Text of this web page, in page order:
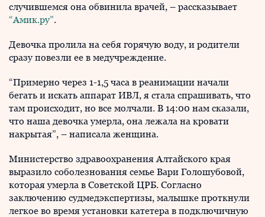
случившемся она обвинила врачей, – рассказывает
“Амик.ру”.
Девочка пролила на себя горячую воду, и родители
сразу повезли ее в медучреждение.
“Примерно через 1-1,5 часа в реанимации начали
бегать и искать аппарат ИВЛ, я стала спрашивать, что
там происходит, но все молчали. В 14:00 нам сказали,
что наша девочка умерла, она лежала на кровати
накрытая”, – написала женщина.
Министерство здравоохранения Алтайского края
выразило соболезнования семье Вари Голошубовой,
которая умерла в Советской ЦРБ. Согласно
заключению судмедэкспертизы, малышке проткнули
легкое во время установки катетера в подключичную